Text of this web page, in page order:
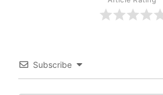
Subscribe